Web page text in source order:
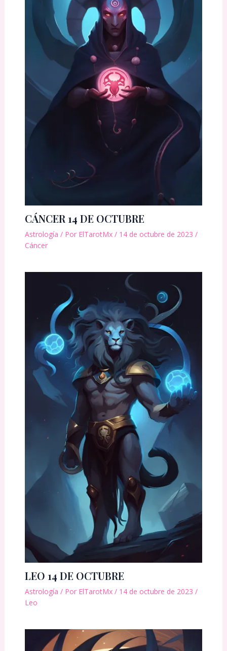
CÁNCER 14 DE OCTUBRE
Astrología / Por ElTarotMx / 14 de octubre de 2023 /
Cáncer
LEO 14 DE OCTUBRE
Astrología / Por ElTarotMx / 14 de octubre de 2023 /
Leo